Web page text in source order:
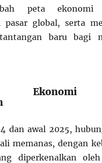
peta ekonomi
pasar global, serta
baru bagi
Ekonomi
dan awal 2025,
memanas, dengan
diperkenalkan oleh